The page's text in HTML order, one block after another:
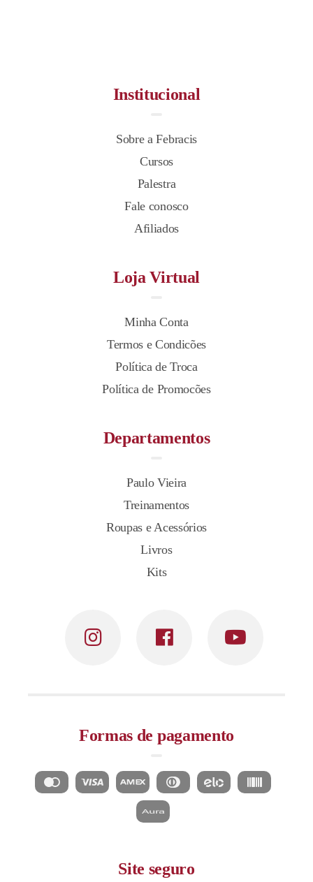
Institucional
Sobre a Febracis
Cursos
Palestra
Fale conosco
Afiliados
Loja Virtual
Minha Conta
Termos e Condicões
Política de Troca
Política de Promocões
Departamentos
Paulo Vieira
Treinamentos
Roupas e Acessórios
Livros
Kits
Formas de pagamento
Site seguro